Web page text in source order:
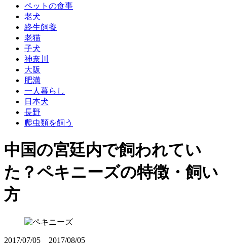
ペットの食事
老犬
終生飼養
老猫
子犬
神奈川
大阪
肥満
一人暮らし
日本犬
長野
爬虫類を飼う
中国の宮廷内で飼われてい
た？ペキニーズの特徴・飼い
方
2017/07/05 2017/08/05